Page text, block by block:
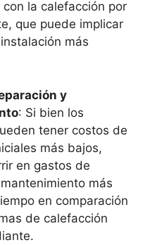
con la calefacción por
que puede implicar
más
y
: Si bien los
tener costos de
más bajos,
en gastos de
más
en comparación
de calefacción